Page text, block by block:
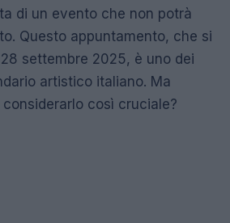
di un evento che non potrà
Questo appuntamento, che si
settembre 2025, è uno dei
artistico italiano. Ma
così cruciale?